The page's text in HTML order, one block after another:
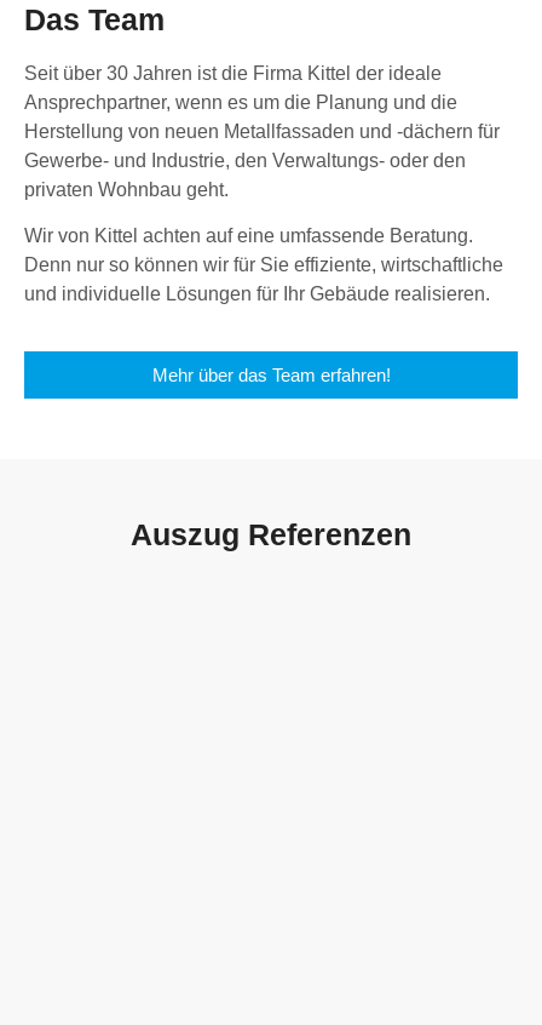
Das Team
Seit über 30 Jahren ist die Firma Kittel der ideale
Ansprechpartner, wenn es um die Planung und die
Herstellung von neuen Metallfassaden und -dächern für
Gewerbe- und Industrie, den Verwaltungs- oder den
privaten Wohnbau geht.
Wir von Kittel achten auf eine umfassende Beratung.
Denn nur so können wir für Sie effiziente, wirtschaftliche
und individuelle Lösungen für Ihr Gebäude realisieren.
Mehr über das Team erfahren!
Auszug Referenzen